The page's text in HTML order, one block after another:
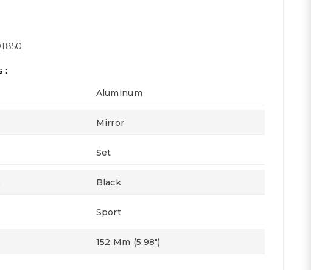
:
Aluminum
Mirror
Set
Black
Sport
152 Mm (5,98")